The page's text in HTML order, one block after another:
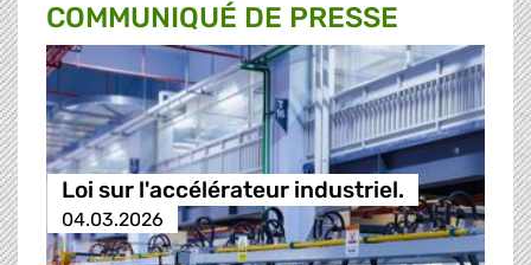
COMMUNIQUÉ DE PRESSE
Loi sur l'accélérateur industriel.
04.03.2026